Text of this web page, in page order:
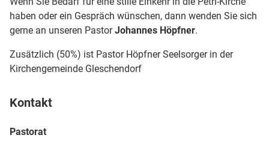
haben oder ein Gespräch wünschen, dann wenden Sie sich
gerne an unseren PastorJohannes Höpfner.
Zusätzlich (50%) ist Pastor Höpfner Seelsorger in der
Kirchengemeinde Gleschendorf
Kontakt
Pastorat